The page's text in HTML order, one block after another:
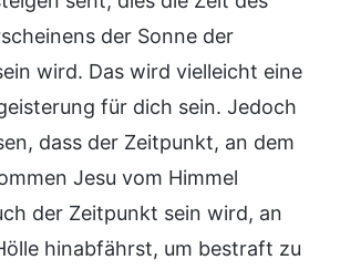
der Sonne der
wird. Das wird vielleicht eine
für dich sein. Jedoch
dass der Zeitpunkt, an dem
Jesu vom Himmel
der Zeitpunkt sein wird, an
hinabfährst, um bestraft zu